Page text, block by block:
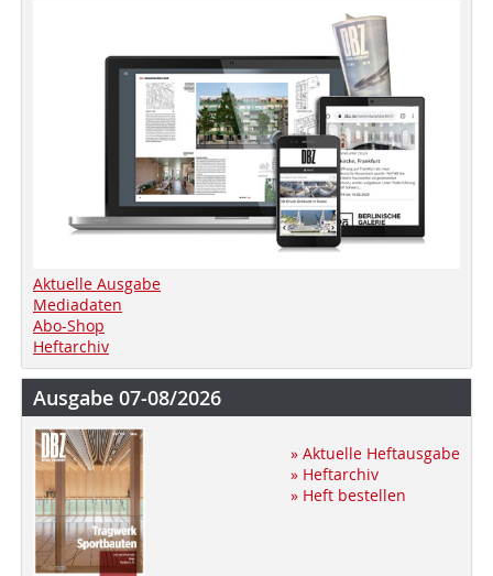
Aktuelle Ausgabe
Mediadaten
Abo-Shop
Heftarchiv
Ausgabe 07-08/2026
» Aktuelle Heftausgabe
» Heftarchiv
» Heft bestellen